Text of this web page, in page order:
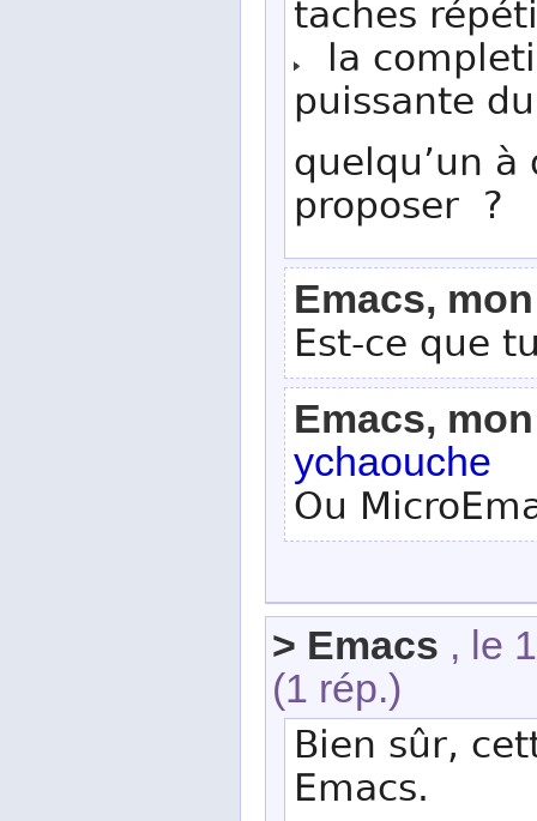
taches
la
puissante
quelqu’un
proposer ?
Emacs,
Est-ce que
Emacs,
ychaouche
Ou
> Emacs , le
(1 rép.)
Bien sûr,
Emacs.